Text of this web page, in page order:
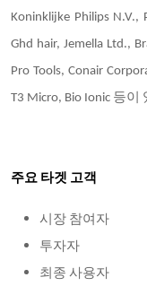
Koninklijke Philips N.V.,
Ghd hair, Jemella Ltd.,
Pro Tools, Conair
T3 Micro, Bio Ionic 등이
주요 타겟 고객
시장 참여자
투자자
최종 사용자